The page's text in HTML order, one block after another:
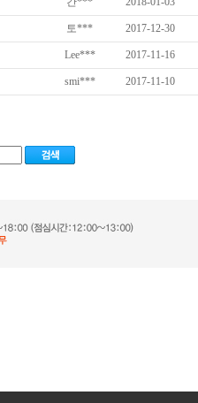
토*** 2017-12-30
Lee*** 2017-11-16
smi*** 2017-11-10